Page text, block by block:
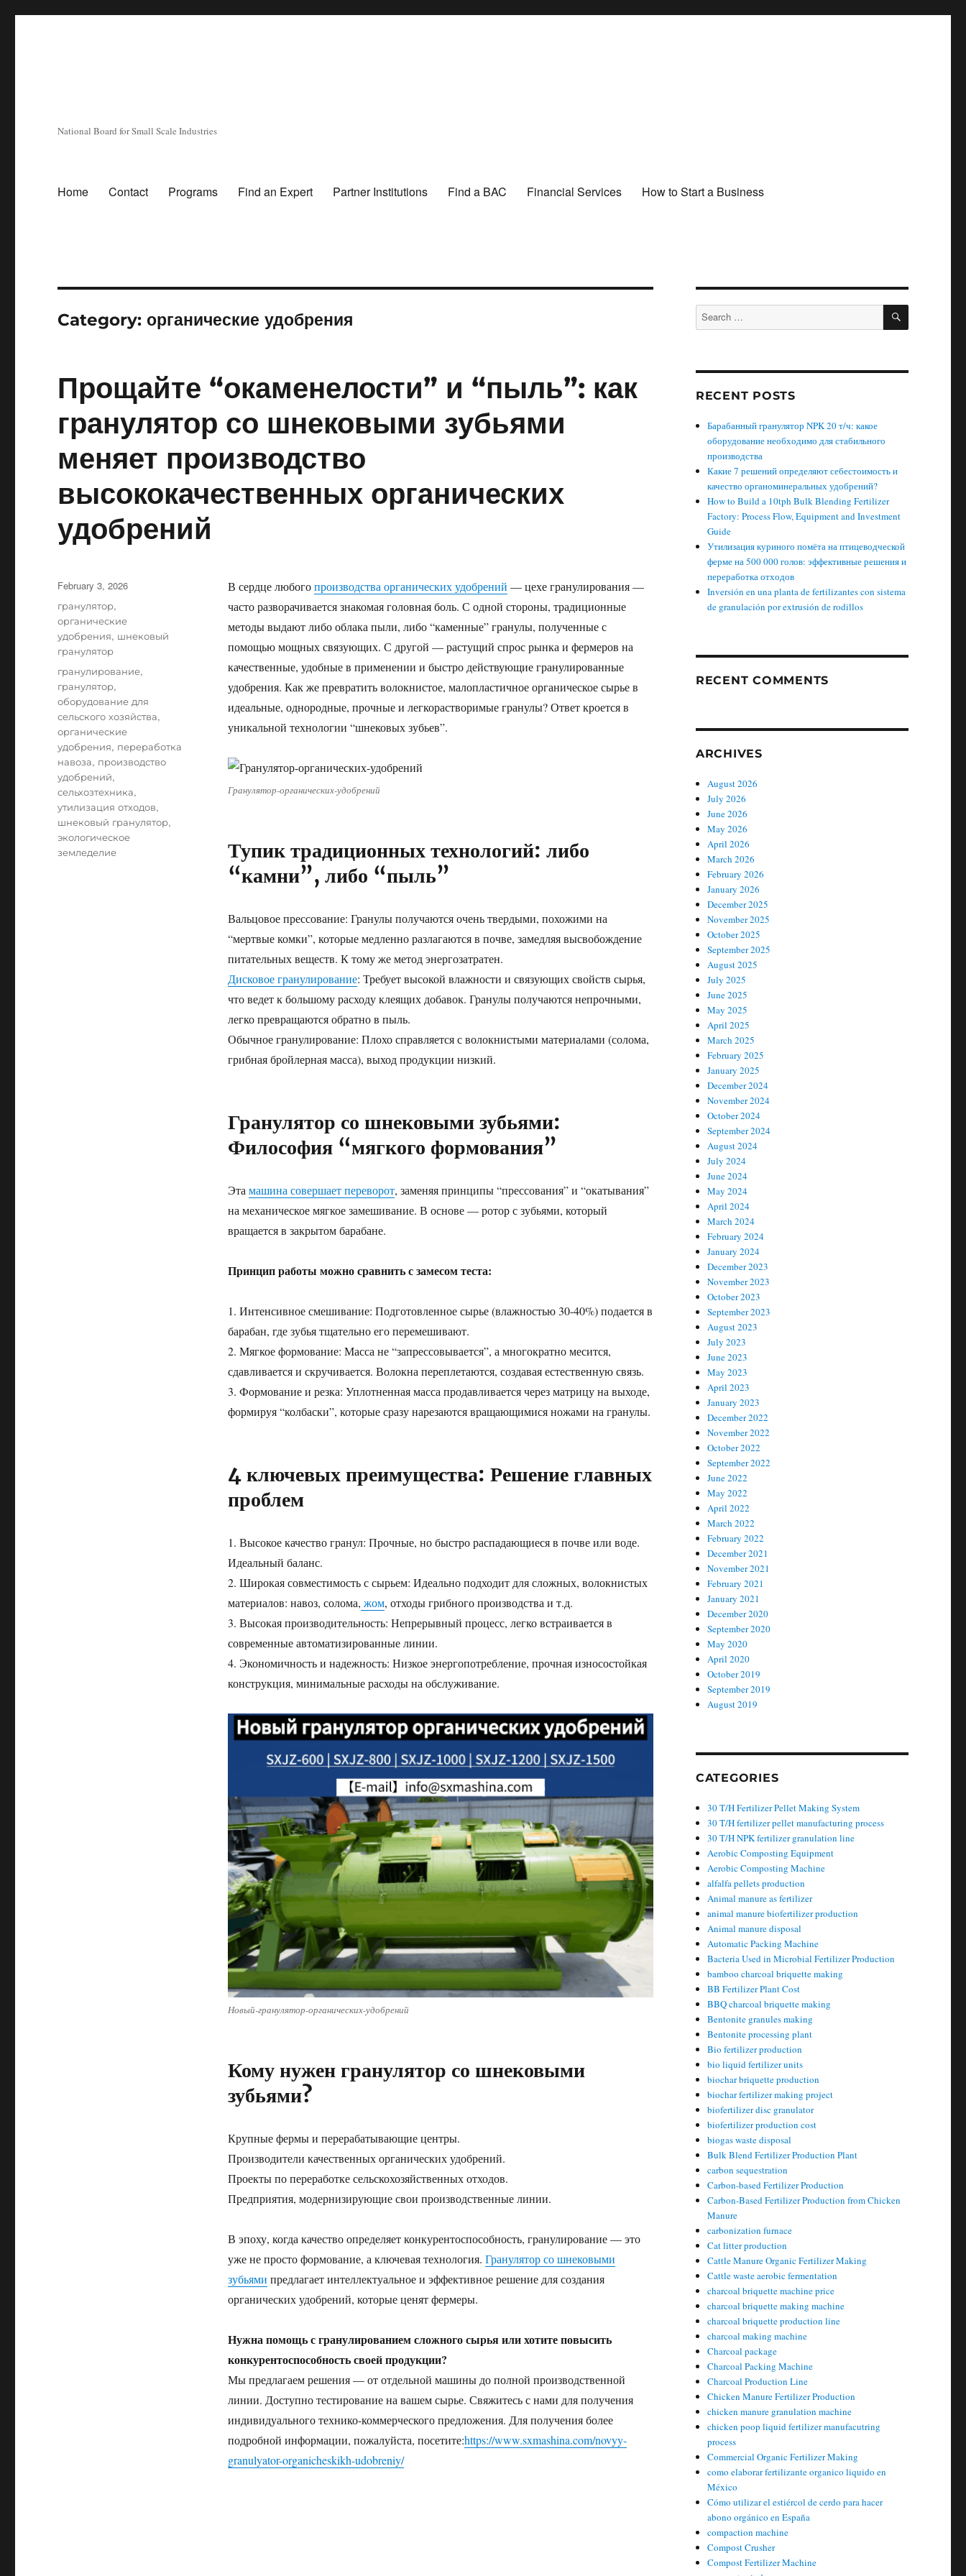
National Board for Small Scale Industries
Home Contact Programs Find an Expert Partner Institutions Find a BAC Financial Services How to Start a Business
Category: органические удобрения
Прощайте “окаменелости” и “пыль”: как
гранулятор со шнековыми зубьями
меняет производство
высококачественных органических
удобрений
В сердце любогопроизводства органических удобрений — цехе гранулирования —
часто разворачивается знакомая головная боль. С одной стороны, традиционные
методы выдают либо облака пыли, либо “каменные” гранулы, полученные с
помощью мощных связующих. С другой — растущий спрос рынка и фермеров на
качественные, удобные в применении и быстро действующие гранулированные
удобрения. Как же превратить волокнистое, малопластичное органическое сырье в
идеальные, однородные, прочные и легкорастворимые гранулы? Ответ кроется в
уникальной технологии “шнековых зубьев”.
Гранулятор-органических-удобрений
Тупик традиционных технологий: либо
“камни”, либо “пыль”
Вальцовое прессование: Гранулы получаются очень твердыми, похожими на
“мертвые комки”, которые медленно разлагаются в почве, замедляя высвобождение
питательных веществ. К тому же метод энергозатратен.
Дисковое гранулирование: Требует высокой влажности и связующих свойств сырья,
что ведет к большому расходу клеящих добавок. Гранулы получаются непрочными,
легко превращаются обратно в пыль.
Обычное гранулирование: Плохо справляется с волокнистыми материалами (солома,
грибная бройлерная масса), выход продукции низкий.
Гранулятор со шнековыми зубьями:
Философия “мягкого формования”
Эта машина совершает переворот, заменяя принципы “прессования” и “окатывания”
на механическое мягкое замешивание. В основе — ротор с зубьями, который
вращается в закрытом барабане.
Принцип работы можно сравнить с замесом теста:
1. Интенсивное смешивание: Подготовленное сырье (влажностью 30-40%) подается в
барабан, где зубья тщательно его перемешивают.
2. Мягкое формование: Масса не “запрессовывается”, а многократно месится,
сдавливается и скручивается. Волокна переплетаются, создавая естественную связь.
3. Формование и резка: Уплотненная масса продавливается через матрицу на выходе,
формируя “колбаски”, которые сразу нарезаются вращающимися ножами на гранулы.
4 ключевых преимущества: Решение главных
проблем
1. Высокое качество гранул: Прочные, но быстро распадающиеся в почве или воде.
Идеальный баланс.
2. Широкая совместимость с сырьем: Идеально подходит для сложных, волокнистых
материалов: навоз, солома, жом, отходы грибного производства и т.д.
3. Высокая производительность: Непрерывный процесс, легко встраивается в
современные автоматизированные линии.
4. Экономичность и надежность: Низкое энергопотребление, прочная износостойкая
конструкция, минимальные расходы на обслуживание.
Новый-гранулятор-органических-удобрений
Кому нужен гранулятор со шнековыми
зубьями?
Крупные фермы и перерабатывающие центры.
Производители качественных органических удобрений.
Проекты по переработке сельскохозяйственных отходов.
Предприятия, модернизирующие свои производственные линии.
В эпоху, когда качество определяет конкурентоспособность, гранулирование — это
уже не просто формование, а ключевая технология. Гранулятор со шнековыми
зубьями предлагает интеллектуальное и эффективное решение для создания
органических удобрений, которые ценят фермеры.
Нужна помощь с гранулированием сложного сырья или хотите повысить
конкурентоспособность своей продукции?
Мы предлагаем решения — от отдельной машины до полной производственной
линии. Доступно тестирование на вашем сырье. Свяжитесь с нами для получения
индивидуального технико-коммерческого предложения. Для получения более
подробной информации, пожалуйста, посетите:https://www.sxmashina.com/novyy-
granulyator-organicheskikh-udobreniy/
Posted
February 3, 2026
Categories
гранулятор,
органические
удобрения, шнековый
гранулятор
Tags
гранулирование,
гранулятор,
оборудование для
сельского хозяйства,
органические
удобрения, переработка
навоза, производство
удобрений,
сельхозтехника,
утилизация отходов,
шнековый гранулятор,
экологическое
земледелие
Search
for:
SEARCH
RECENT POSTS
Барабанный гранулятор NPK 20 т/ч: какое
оборудование необходимо для стабильного
производства
Какие 7 решений определяют себестоимость и
качество органоминеральных удобрений?
How to Build a 10tph Bulk Blending Fertilizer
Factory: Process Flow, Equipment and Investment
Guide
Утилизация куриного помёта на птицеводческой
ферме на 500 000 голов: эффективные решения и
переработка отходов
Inversión en una planta de fertilizantes con sistema
de granulación por extrusión de rodillos
RECENT COMMENTS
ARCHIVES
August 2026
July 2026
June 2026
May 2026
April 2026
March 2026
February 2026
January 2026
December 2025
November 2025
October 2025
September 2025
August 2025
July 2025
June 2025
May 2025
April 2025
March 2025
February 2025
January 2025
December 2024
November 2024
October 2024
September 2024
August 2024
July 2024
June 2024
May 2024
April 2024
March 2024
February 2024
January 2024
December 2023
November 2023
October 2023
September 2023
August 2023
July 2023
June 2023
May 2023
April 2023
January 2023
December 2022
November 2022
October 2022
September 2022
June 2022
May 2022
April 2022
March 2022
February 2022
December 2021
November 2021
February 2021
January 2021
December 2020
September 2020
May 2020
April 2020
October 2019
September 2019
August 2019
CATEGORIES
30 T/H Fertilizer Pellet Making System
30 T/H fertilizer pellet manufacturing process
30 T/H NPK fertilizer granulation line
Aerobic Composting Equipment
Aerobic Composting Machine
alfalfa pellets production
Animal manure as fertilizer
animal manure biofertilizer production
Animal manure disposal
Automatic Packing Machine
Bacteria Used in Microbial Fertilizer Production
bamboo charcoal briquette making
BB Fertilizer Plant Cost
BBQ charcoal briquette making
Bentonite granules making
Bentonite processing plant
Bio fertilizer production
bio liquid fertilizer units
biochar briquette production
biochar fertilizer making project
biofertilizer disc granulator
biofertilizer production cost
biogas waste disposal
Bulk Blend Fertilizer Production Plant
carbon sequestration
Carbon-based Fertilizer Production
Carbon-Based Fertilizer Production from Chicken
Manure
carbonization furnace
Cat litter production
Cattle Manure Organic Fertilizer Making
Cattle waste aerobic fermentation
charcoal briquette machine price
charcoal briquette making machine
charcoal briquette production line
charcoal making machine
Charcoal package
Charcoal Packing Machine
Charcoal Production Line
Chicken Manure Fertilizer Production
chicken manure granulation machine
chicken poop liquid fertilizer manufacutring
process
Commercial Organic Fertilizer Making
como elaborar fertilizante organico liquido en
México
Cómo utilizar el estiércol de cerdo para hacer
abono orgánico en España
compaction machine
Compost Crusher
Compost Fertilizer Machine